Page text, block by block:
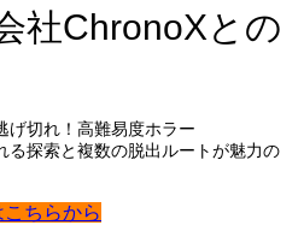
社ChronoXとの
げ切れ！高難易度ホラー
る探索と複数の脱出ルートが魅力の
ちらから